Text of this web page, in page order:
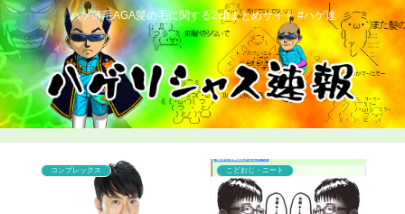
ハゲ薄毛AGA髪の毛に関する2chまとめサイト #ハゲ速
こどおじ・ニート こどおじ・ニート